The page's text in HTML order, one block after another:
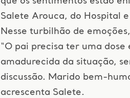
Salete Arouca, do Hospital
Nesse turbilhão de
“O pai precisa ter uma
amadurecida da situação,
discussão. Marido bem-
acrescenta Salete.